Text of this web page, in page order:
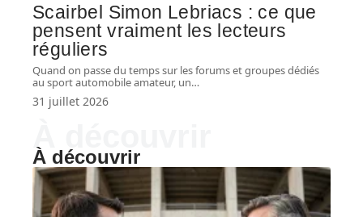
Scairbel Simon Lebriacs : ce que
pensent vraiment les lecteurs
réguliers
Quand on passe du temps sur les forums et groupes dédiés
au sport automobile amateur, un…
31 juillet 2026
À découvrir